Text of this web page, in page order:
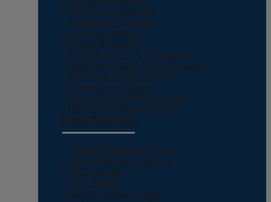
• Afiş Broşür Tasarımı
• İllüstrasyon Tasarım
• Ambalaj Tasarım
• Bilboard Tasarım
• Mobil Arayüz UX-UI Tasarım
• Web Site Arayüz UX-UI Tasarım
• Kurumsal Kimlik Klavuzu
• Promosyon Tasarım
• Dergi, Kitap, Defter Tasarımı
• Restaurant Menü Tasarımı
Dijital Pazarlama
• Google Adwords Uzmanı
• Sosyal Medya Yönetimi
• SEO Uzmanı
• SEO Analizi
• Sosyal Medya Analizi